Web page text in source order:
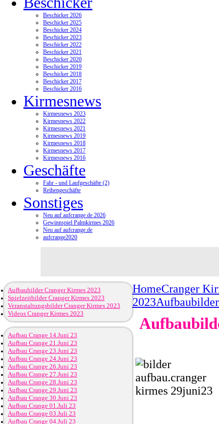
Beschicker 2026
Beschicker 2025
Beschicker 2024
Beschicker 2023
Beschicker 2022
Beschicker 2021
Beschicker 2020
Beschicker 2019
Beschicker 2018
Beschicker 2017
Beschicker 2016
Kirmesnews
Kirmesnews 2023
Kirmesnews 2022
Kirmesnews 2021
Kirmesnews 2019
Kirmesnews 2018
Kirmesnews 2017
Kirmesnews 2016
Geschäfte
Fahr - und Laufgeschäfte (2)
Reihengeschäfte
Sonstiges
Neu auf aufcrange.de 2026
Gewinnspiel Palmkirmes 2026
Neu auf aufcrange.de
aufcrange2020
HomeCranger
2023
Aufbaubilder Cranger Kirmes 2023
Spielzeitbilder Cranger Kirmes 2023
Veranstaltungsbilder Cranger Kirmes 2023
Videos Cranger Kirmes 2023
Aufbau Crange 14.Juni 23
Aufbau Crange 21.Juni 23
Aufbau Crange 23.Juni 23
Aufbau Crange 24.Juni 23
Aufbau Crange 26.Juni 23
Aufbau Crange 27.Juni 23
Aufbau Crange 28.Juni 23
Aufbau Crange 29.Juni 23
Aufbau Crange 30.Juni 23
Aufbau Crange 01.Juli 23
Aufbau Crange 03.Juli 23
Aufbau Crange 04.Juli 23